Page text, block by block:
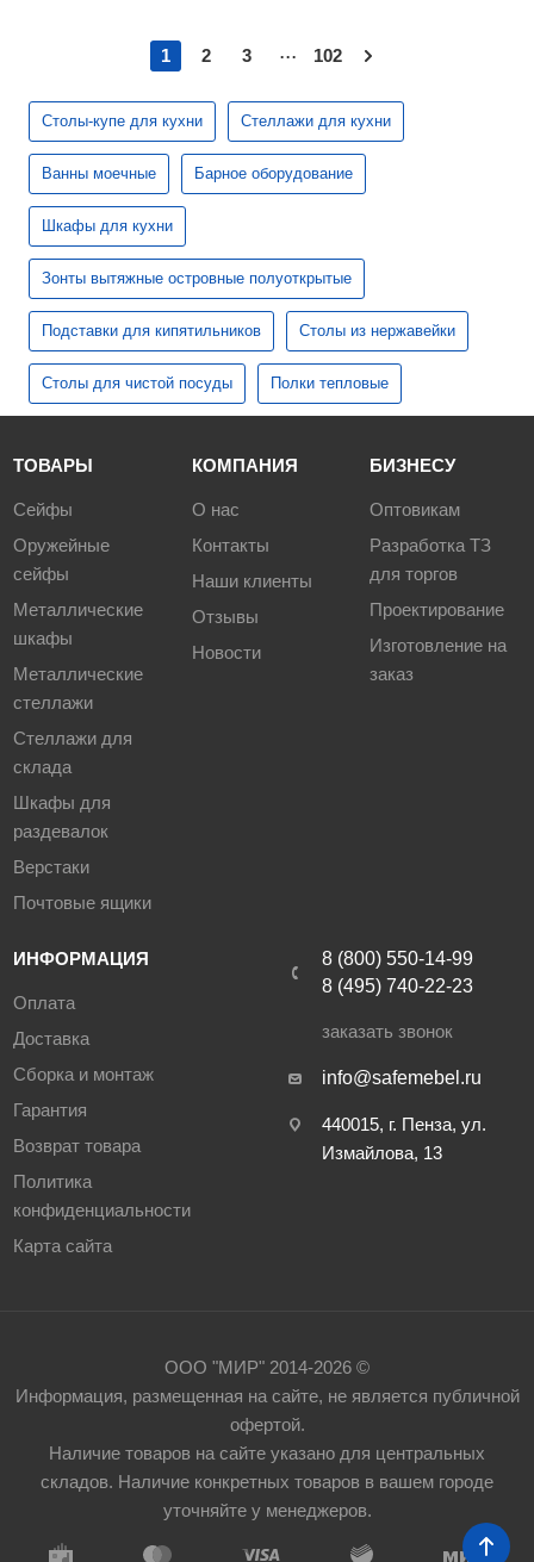
1 2 3 ... 102
Столы-купе для кухни Стеллажи для кухни
Ванны моечные Барное оборудование
Шкафы для кухни
Зонты вытяжные островные полуоткрытые
Подставки для кипятильников Столы из нержавейки
Столы для чистой посуды Полки тепловые
ТОВАРЫ
Сейфы
Оружейные
сейфы
Металлические
шкафы
Металлические
стеллажи
Стеллажи для
склада
Шкафы для
раздевалок
Верстаки
Почтовые ящики
КОМПАНИЯ
О нас
Контакты
Наши клиенты
Отзывы
Новости
БИЗНЕСУ
Оптовикам
Разработка ТЗ
для торгов
Проектирование
Изготовление на
заказ
ИНФОРМАЦИЯ
Оплата
Доставка
Сборка и монтаж
Гарантия
Возврат товара
Политика
конфиденциальности
Карта сайта
8 (800) 550-14-99
8 (495) 740-22-23
заказать звонок
info@safemebel.ru
440015, г. Пенза, ул.
Измайлова, 13
ООО "МИР" 2014-2026 ©
Информация, размещенная на сайте, не является публичной
офертой.
Наличие товаров на сайте указано для центральных
складов. Наличие конкретных товаров в вашем городе
уточняйте у менеджеров.